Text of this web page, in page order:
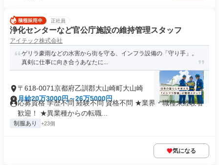
正社員
浄化センターなど官公庁施設の維持管理スタッフ
アイテック株式会社
ゲリラ豪雨などの水害から街を守る、インフラ設備の「守り手」。
真剣に仕事に向き合うあなたに...
〒618-0071京都府乙訓郡大山崎町大山崎
月給20万3000円～26万5000円
応募資格 学歴不問 経験不問 資格不問 ★業界・職種未経験者
歓迎！ ★異業種からの転職...
制服あり +23個
気になる